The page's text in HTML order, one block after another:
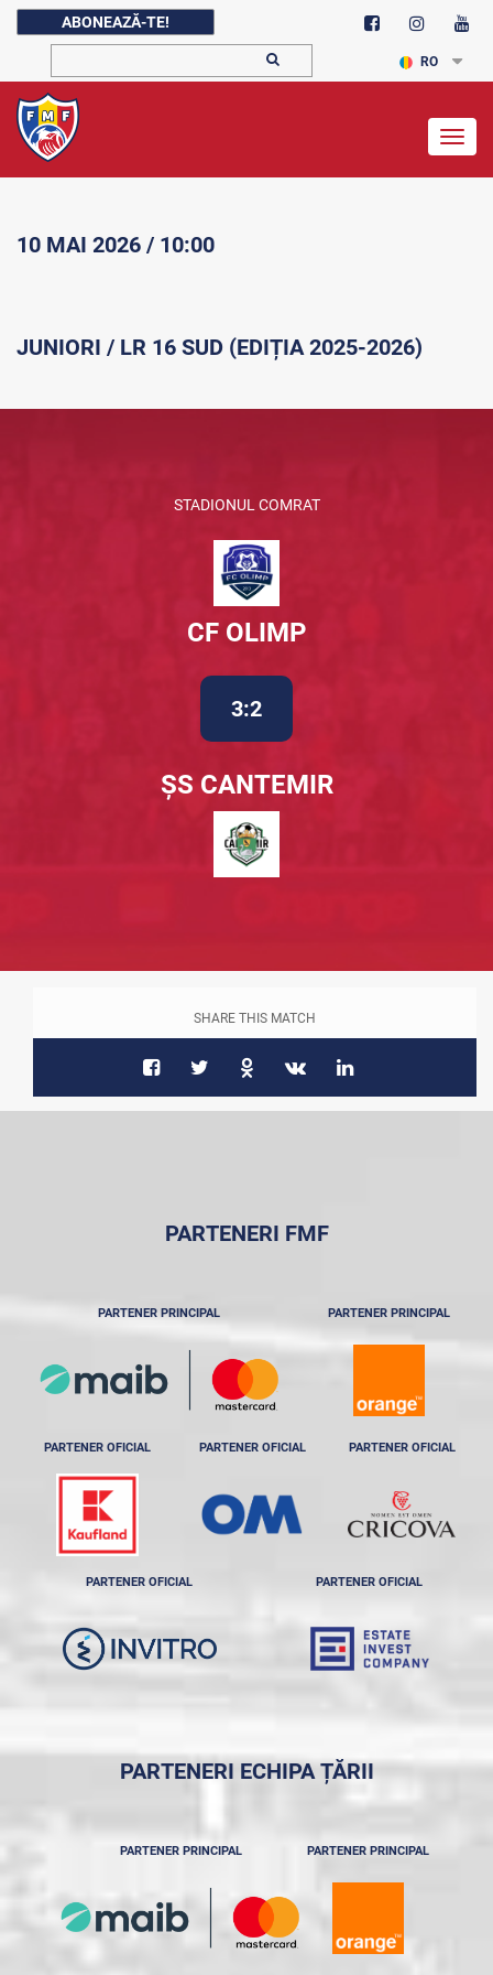
ABONEAZĂ-TE!
RO
10 MAI 2026 / 10:00
JUNIORI / LR 16 SUD (EDIȚIA 2025-2026)
STADIONUL COMRAT
CF OLIMP
3:2
ȘS CANTEMIR
SHARE THIS MATCH
PARTENERI FMF
PARTENER PRINCIPAL PARTENER PRINCIPAL
PARTENER OFICIAL PARTENER OFICIAL PARTENER OFICIAL
PARTENER OFICIAL PARTENER OFICIAL
PARTENERI ECHIPA ȚĂRII
PARTENER PRINCIPAL PARTENER PRINCIPAL